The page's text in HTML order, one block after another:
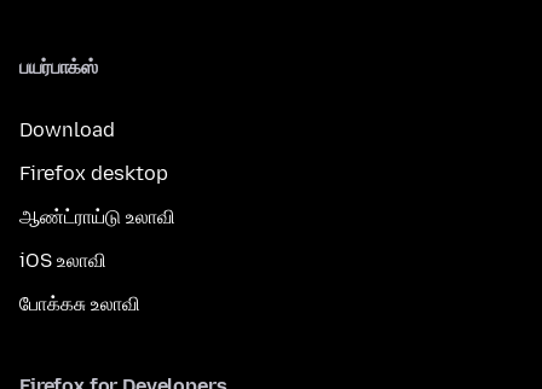
பயர்பாக்ஸ்
Download
Firefox desktop
ஆண்ட்ராய்டு உலாவி
iOS உலாவி
போக்கசு உலாவி